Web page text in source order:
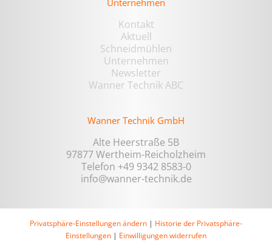
Kontakt
Aktuell
Schneidmühlen
Unternehmen
Newsletter
Wanner Technik ABC
Wanner Technik GmbH
Alte Heerstraße 5B
97877 Wertheim-Reicholzheim
Telefon +49 9342 8583-0
info@wanner-technik.de
Privatsphäre-Einstellungen ändern | Historie der Privatsphäre-
Einstellungen | Einwilligungen widerrufen